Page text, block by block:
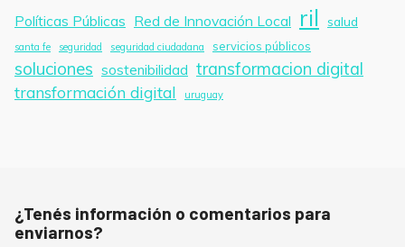
Políticas Públicas Red de Innovación Local ril salud
santa fe seguridad seguridad ciudadana servicios públicos
soluciones sostenibilidad transformacion digital
transformación digital uruguay
¿Tenés información o comentarios para
enviarnos?